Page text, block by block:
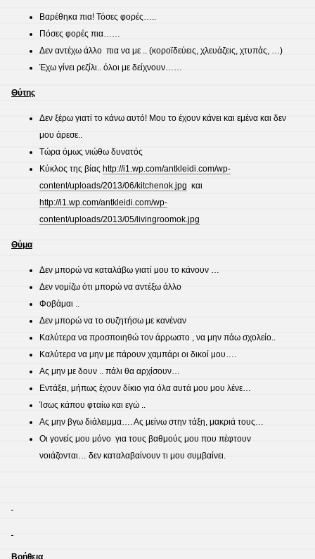
Βαρέθηκα πια! Τόσες φορές…..
Πόσες φορές πια……
Δεν αντέχω άλλο πια να με .. (κοροϊδεύεις, χλευάζεις, χτυπάς, …)
Έχω γίνει ρεζίλι.. όλοι με δείχνουν……
Θύτης
Δεν ξέρω γιατί το κάνω αυτό! Μου το έχουν κάνει και εμένα και δεν
μου άρεσε..
Τώρα όμως νιώθω δυνατός
Κύκλος της βίας http://i1.wp.com/antkleidi.com/wp-
content/uploads/2013/06/kitchenok.jpg και
http://i1.wp.com/antkleidi.com/wp-
content/uploads/2013/05/livingroomok.jpg
Θύμα
Δεν μπορώ να καταλάβω γιατί μου το κάνουν …
Δεν νομίζω ότι μπορώ να αντέξω άλλο
Φοβάμαι ..
Δεν μπορώ να το συζητήσω με κανέναν
Καλύτερα να προσποιηθώ τον άρρωστο , να μην πάω σχολείο..
Καλύτερα να μην με πάρουν χαμπάρι οι δικοί μου….
Ας μην με δουν .. πάλι θα αρχίσουν…
Εντάξει, μήπως έχουν δίκιο για όλα αυτά μου μου λένε…
Ίσως κάπου φταίω και εγώ ..
Ας μην βγω διάλειμμα…. Ας μείνω στην τάξη, μακριά τους…
Οι γονείς μου μόνο για τους βαθμούς μου που πέφτουν
νοιάζονται… δεν καταλαβαίνουν τι μου συμβαίνει.